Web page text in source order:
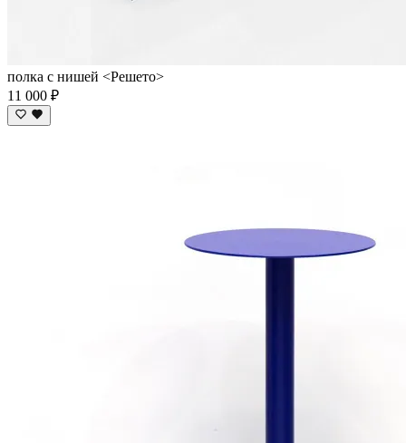
полка с нишей <Решето>
11 000 ₽